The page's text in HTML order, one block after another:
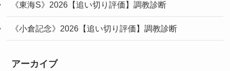
《東海S》2026【追い切り評価】調教診断
《小倉記念》2026【追い切り評価】調教診断
アーカイブ